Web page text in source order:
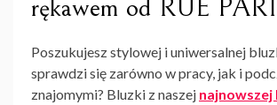
rękawem od RUE
Poszukujesz stylowej i uniwersalnej
sprawdzi się zarówno w pracy, jak i
znajomymi? Bluzki z naszej najnowszej